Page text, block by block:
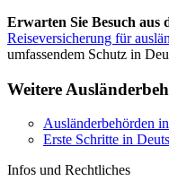
Erwarten Sie Besuch aus
Reiseversicherung für
umfassendem Schutz in
Weitere
Ausländerbehörden
Erste Schritte in
Infos und Rechtliches